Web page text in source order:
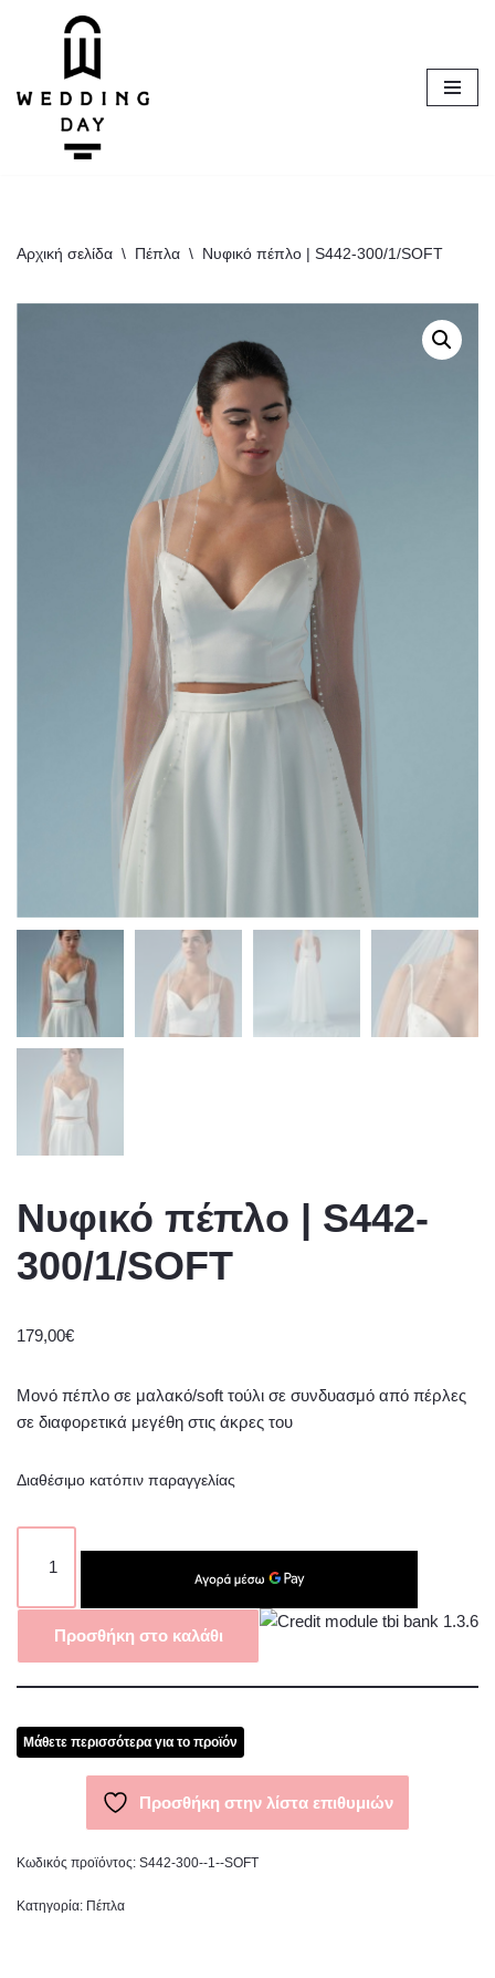
περιεχόμενο
Αρχική σελίδα \ Πέπλα \ Νυφικό πέπλο | S442-300/1/SOFT
Νυφικό πέπλο | S442-
300/1/SOFT
179,00€
Μονό πέπλο σε μαλακό/soft τούλι σε συνδυασμό από πέρλες
σε διαφορετικά μεγέθη στις άκρες του
Διαθέσιμο κατόπιν παραγγελίας
Προσθήκη στο καλάθι
Μάθετε περισσότερα για το προϊόν
Προσθήκη στην λίστα επιθυμιών
Κωδικός προϊόντος: S442-300--1--SOFT
Κατηγορία: Πέπλα